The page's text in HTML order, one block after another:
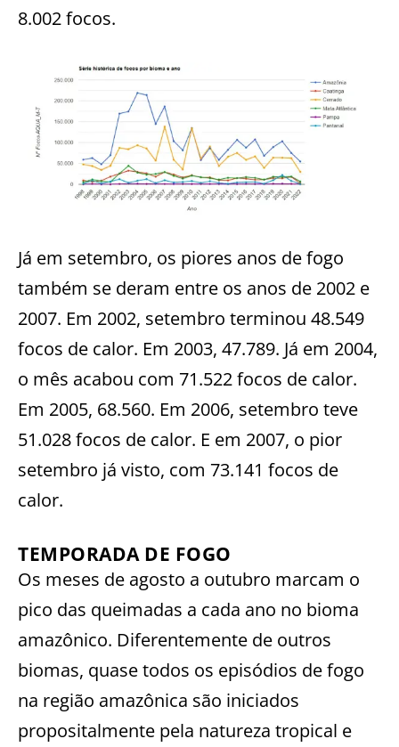
8.002 focos.
Já em setembro, os piores anos de fogo
também se deram entre os anos de 2002 e
2007. Em 2002, setembro terminou 48.549
focos de calor. Em 2003, 47.789. Já em 2004,
o mês acabou com 71.522 focos de calor.
Em 2005, 68.560. Em 2006, setembro teve
51.028 focos de calor. E em 2007, o pior
setembro já visto, com 73.141 focos de
calor.
TEMPORADA DE FOGO
Os meses de agosto a outubro marcam o
pico das queimadas a cada ano no bioma
amazônico. Diferentemente de outros
biomas, quase todos os episódios de fogo
na região amazônica são iniciados
propositalmente pela natureza tropical e